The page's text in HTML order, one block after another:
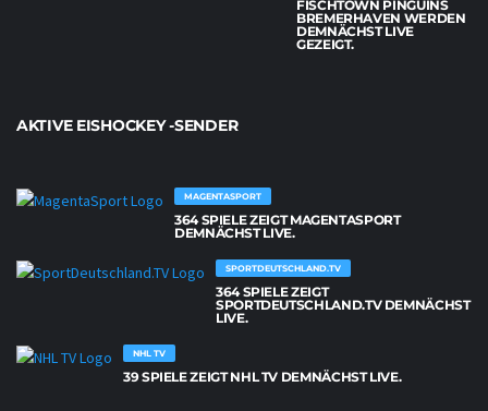
FISCHTOWN PINGUINS
BREMERHAVEN WERDEN
DEMNÄCHST LIVE
GEZEIGT.
AKTIVE EISHOCKEY -SENDER
MAGENTASPORT
364 SPIELE ZEIGT MAGENTASPORT
DEMNÄCHST LIVE.
SPORTDEUTSCHLAND.TV
364 SPIELE ZEIGT
SPORTDEUTSCHLAND.TV DEMNÄCHST
LIVE.
NHL TV
39 SPIELE ZEIGT NHL TV DEMNÄCHST LIVE.